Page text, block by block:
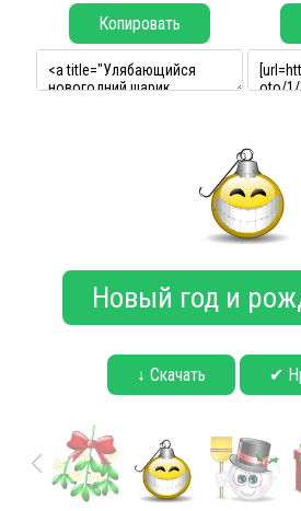
Копировать
Новый год и
↓ Скачать ✔